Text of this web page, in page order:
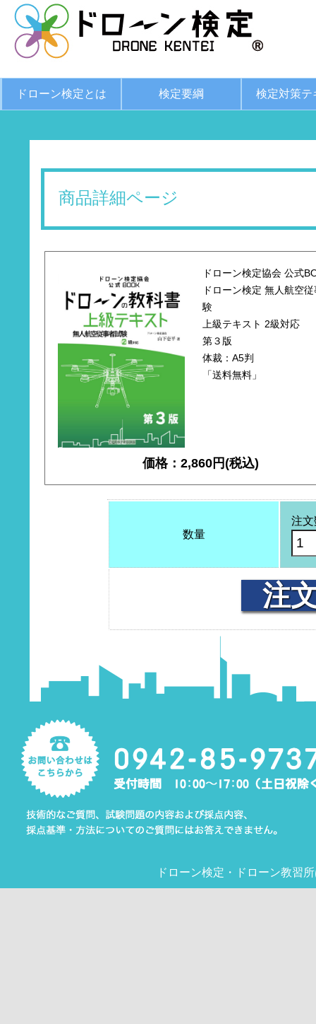
ドローン検定とは 検定要綱 検定対策テ
商品詳細ページ
ドローン検定協会 公式
ドローン検定 無人航空
験
上級テキスト 2級対応
第３版
体裁：A5判
「送料無料」
価格：2,860円(税込)
数量
注
注
ドローン検定 ・ ドローン教習所